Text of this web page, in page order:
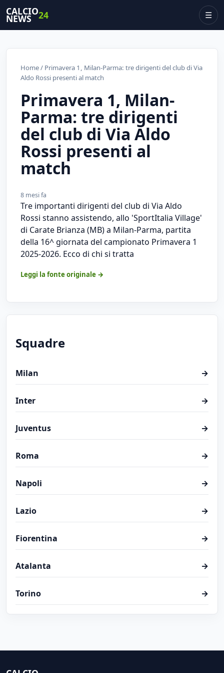
CALCIO
NEWS 24 ☰
Home/ Primavera 1, Milan-Parma: tre dirigenti del club di Via
Aldo Rossi presenti al match
Primavera 1, Milan-
Parma: tre dirigenti
del club di Via Aldo
Rossi presenti al
match
8 mesi fa
Tre importanti dirigenti del club di Via Aldo
Rossi stanno assistendo, allo 'SportItalia Village'
di Carate Brianza (MB) a Milan-Parma, partita
della 16^ giornata del campionato Primavera 1
2025-2026. Ecco di chi si tratta
Leggi la fonte originale →
Squadre
Milan →
Inter →
Juventus →
Roma →
Napoli →
Lazio →
Fiorentina →
Atalanta →
Torino →